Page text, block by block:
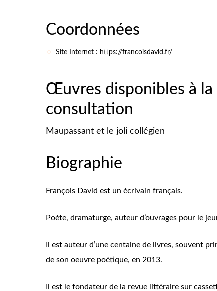
Coordonnées
Site Internet : https://francoisdavid.fr/
Œuvres disponibles à la
consultation
Maupassant et le joli collégien
Biographie
François David est un écrivain français.
Poète, dramaturge, auteur d’ouvrages pour le
Il est auteur d’une centaine de livres, souvent
de son oeuvre poétique, en 2013.
Il est le fondateur de la revue littéraire sur